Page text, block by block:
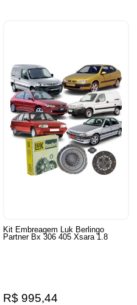
Kit Embreagem Luk Berlingo
Partner Bx 306 405 Xsara 1.8
R$ 995,44